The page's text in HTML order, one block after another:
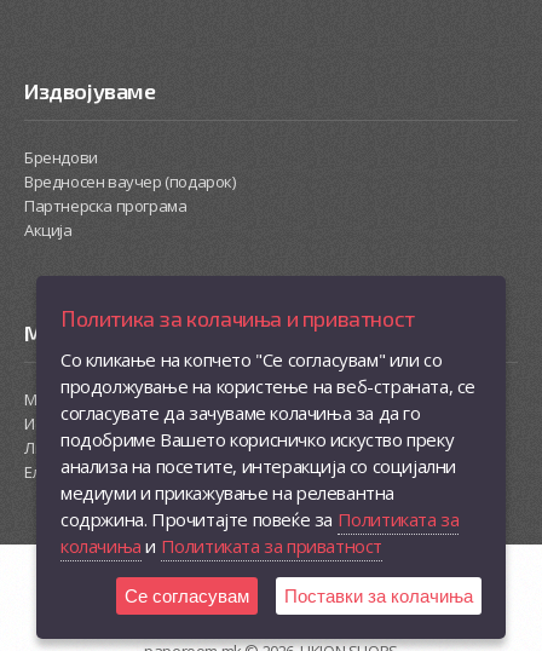
Издвојуваме
Брендови
Вредносен ваучер (подарок)
Партнерска програма
Акција
Моја сметка
Моја сметка
Историја на нарачки
Листа на желби
Електронски билтен
Политика за колачиња и приватност
Со кликање на копчето "Се согласувам" или со
продолжување на користење на веб-страната, се
согласувате да зачуваме колачиња за да го
подобриме Вашето корисничко искуство преку
анализа на посетите, интеракција со социјални
медиуми и прикажување на релевантна
содржина. Прочитајте повеќе за Политиката за
колачиња и Политиката за приватност
Се согласувам Поставки за колачиња